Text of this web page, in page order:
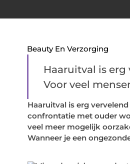
Beauty En Verzorging
Haaruitval is
Voor veel
Haaruitval is erg
confrontatie met ouder
veel meer mogelijk
Wanneer je een